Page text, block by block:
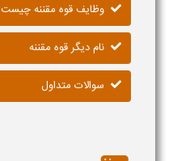
وظایف قوه مقننه چیست
نام دیگر قوه مقننه
سوالات متداول